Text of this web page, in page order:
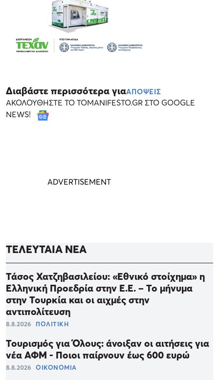
Διαβάστε περισσότερα γιαΑΠΟΨΕΙΣ
ΑΚΟΛΟΥΘΗΣΤΕ ΤΟ TOMANIFESTO.GR ΣΤΟ GOOGLE
NEWS!
ΤΕΛΕΥΤΑΙΑ ΝΕΑ
Τάσος Χατζηβασιλείου: «Εθνικό στοίχημα» η
Ελληνική Προεδρία στην Ε.Ε. – Το μήνυμα
στην Τουρκία και οι αιχμές στην
αντιπολίτευση
8.8.2026 ΠΟΛΙΤΙΚΗ
Τουρισμός για Όλους: άνοιξαν οι αιτήσεις για
νέα ΑΦΜ - Ποιοι παίρνουν έως 600 ευρώ
8.8.2026 ΟΙΚΟΝΟΜΙΑ